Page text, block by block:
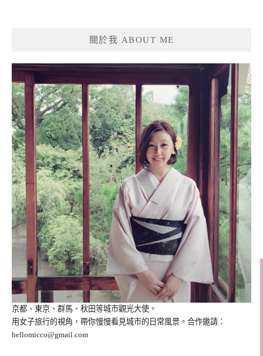
關於我 ABOUT ME
京都、東京、群馬、秋田等城市觀光大使。
用女子旅行的視角，帶你慢慢看見城市的日常風景。合作邀請：
hellomicco@gmail.com